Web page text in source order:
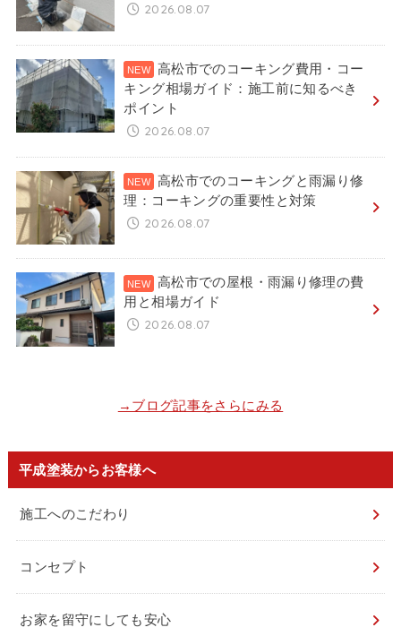
2026.08.07
高松市でのコーキング費用・コー
キング相場ガイド：施工前に知るべき
ポイント
2026.08.07
高松市でのコーキングと雨漏り修
理：コーキングの重要性と対策
2026.08.07
高松市での屋根・雨漏り修理の費
用と相場ガイド
2026.08.07
→ブログ記事をさらにみる
平成塗装からお客様へ
施工へのこだわり
コンセプト
お家を留守にしても安心